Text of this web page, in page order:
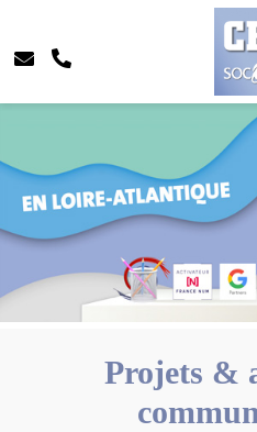
Projets &